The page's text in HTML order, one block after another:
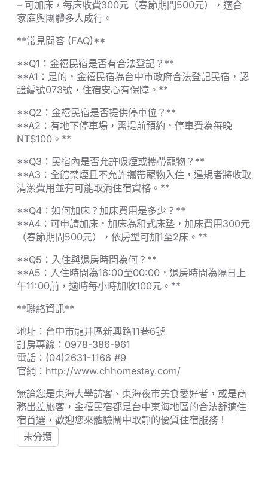
– 可加床，每床收費300元（春節期間500元），適合
家庭與團體多人成行。
**常見問答 (FAQ)**
**Q1：金禧民宿是否有合法登記？**
**A1：是的，金禧民宿為台中市政府合法登記民宿，認
證編號073號，住宿安心有保障。**
**Q2：金禧民宿是否提供停車位？**
**A2：有地下停車場，需提前預約，停車費為每晚
NT$100。**
**Q3：民宿內是否允許吸煙或攜帶寵物？**
**A3：全館禁煙且不允許攜帶寵物入住，違規者將收取
清潔費用並有可能取消住宿資格。**
**Q4：如何加床？加床費用是多少？**
**A4：可申請加床，加床為和式床墊，加床費用300元
（春節期間500元），依房型可加1至2床。**
**Q5：入住與退房時間為何？**
**A5：入住時間為16:00至00:00，退房時間為隔日上
午11:00前，逾時每小時加收100元。**
**聯絡資訊**
地址：台中市龍井區新興路11巷6號
訂房專線：0978-386-961
電話：(04)2631-1166 #9
官網：http://www.chhomestay.com/
無論您是東海大學訪客、東海夜市美食愛好者，或是商
務出差旅客，金禧民宿都是台中東海地區的合法舒適住
宿首選，歡迎您來體驗鬧中取靜的優質住宿服務！
未分類